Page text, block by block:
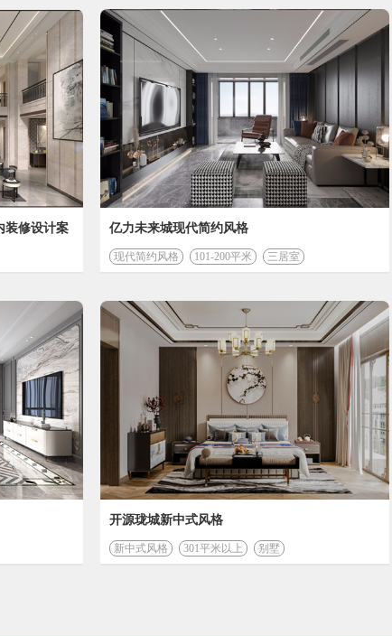
装修设计案
亿力未来城现代简约风格
现代简约风格 101-200平米 三居室
开源珑城新中式风格
新中式风格 301平米以上 别墅
为332994 元
156506
工程费 (元)
36852
管理费 (元)
际情况有所变化